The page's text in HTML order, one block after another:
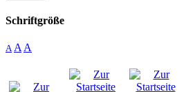
Schriftgröße
A A A